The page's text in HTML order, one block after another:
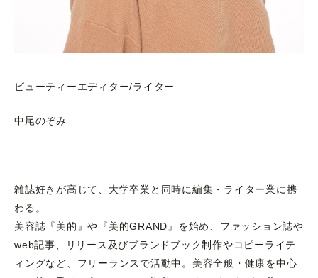
ビューティーエディター/ライター
中尾のぞみ
雑誌好きが高じて、大学卒業と同時に編集・ライター業に携
わる。
美容誌『美的』や『美的GRAND』を始め、ファッション誌や
web記事、リリース及びブランドブック制作やコピーライテ
ィングなど、フリーランスで活動中。美容全般・健康を中心